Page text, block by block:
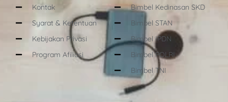
Kontak
Syarat & Ketentuan
Kebijakan Privasi
Program Afiliasi
Bimbel Kedinasan SKD
Bimbel STAN
Bimbel IPDN
Bimbel POLRI
Bimbel TNI